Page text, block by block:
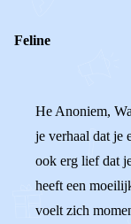
Feline
He Anoniem,
je verhaal dat je
ook erg lief dat
heeft een
voelt zich